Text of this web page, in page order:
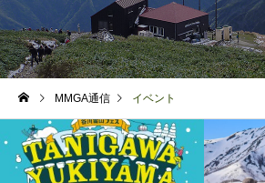
MMGA通信 イベント